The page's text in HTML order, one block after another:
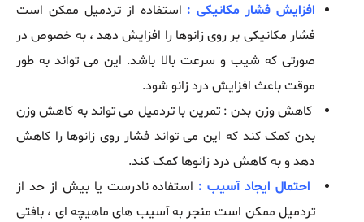
افزایش فشار مکانیکی : استفاده از تردمیل ممکن است
فشار مکانیکی بر روی زانوها را افزایش دهد ، به خصوص در
صورتی که شیب و سرعت بالا باشد. این می ‌تواند به طور
موقت باعث افزایش درد زانو شود.
کاهش وزن بدن : تمرین با تردمیل می ‌تواند به کاهش وزن
بدن کمک کند که این می ‌تواند فشار روی زانوها را کاهش
دهد و به کاهش درد زانوها کمک کند.
احتمال ایجاد آسیب : استفاده نادرست یا بیش از حد از
تردمیل ممکن است منجر به آسیب ‌های ماهیچه ‌ای ، بافتی